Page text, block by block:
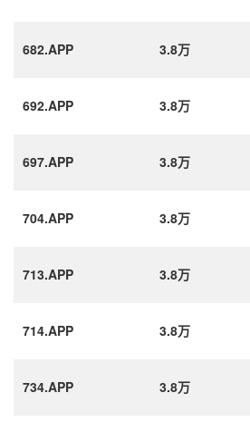
682.APP 3.8万
692.APP 3.8万
697.APP 3.8万
704.APP 3.8万
713.APP 3.8万
714.APP 3.8万
734.APP 3.8万